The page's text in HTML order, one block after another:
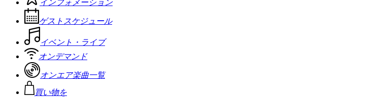
インフォメーション
ゲストスケジュール
イベント・ライブ
オンデマンド
オンエア楽曲一覧
買い物を